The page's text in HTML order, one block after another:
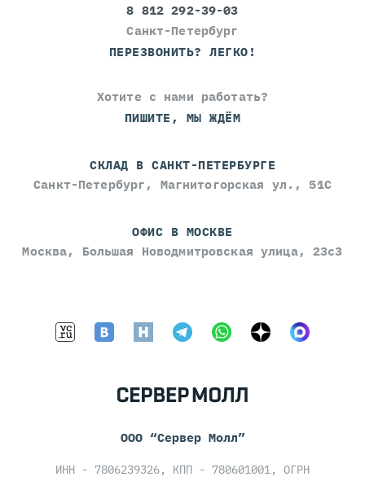
8 812 292-39-03
Санкт-Петербург
ПЕРЕЗВОНИТЬ? ЛЕГКО!
Хотите с нами работать?
ПИШИТЕ, МЫ ЖДЁМ
СКЛАД В САНКТ-ПЕТЕРБУРГЕ
Санкт-Петербург, Магнитогорская ул., 51С
ОФИС В МОСКВЕ
Москва, Большая Новодмитровская улица, 23с3
ООО “Сервер Молл”
ИНН - 7806239326, КПП - 780601001, ОГРН